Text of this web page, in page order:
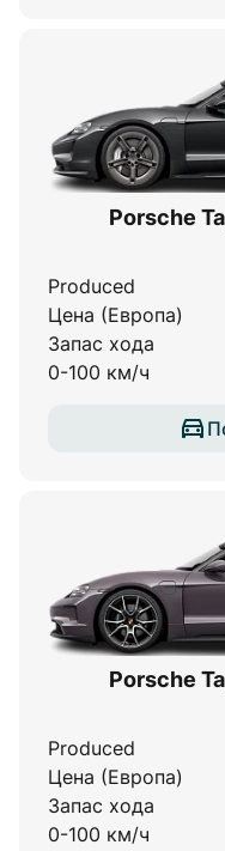
Porsche
Produced
Цена (Европа)
Запас хода
0-100 км/ч
Porsche
Produced
Цена (Европа)
Запас хода
0-100 км/ч